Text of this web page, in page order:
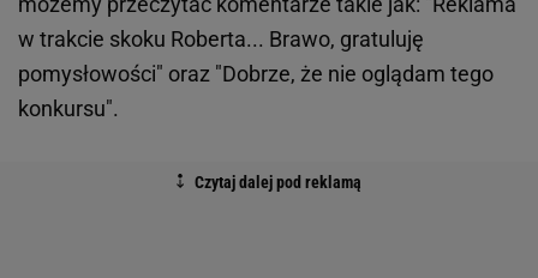
w trakcie skoku Roberta... Brawo, gratuluję
pomysłowości" oraz "Dobrze, że nie oglądam tego
konkursu".